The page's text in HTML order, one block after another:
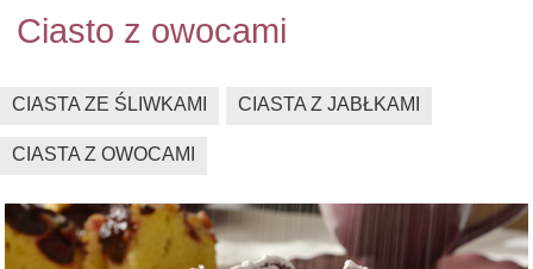
Ciasto z owocami
CIASTA ZE ŚLIWKAMI CIASTA Z JABŁKAMI
CIASTA Z OWOCAMI